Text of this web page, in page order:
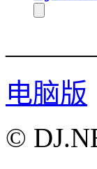
————
电脑版
©